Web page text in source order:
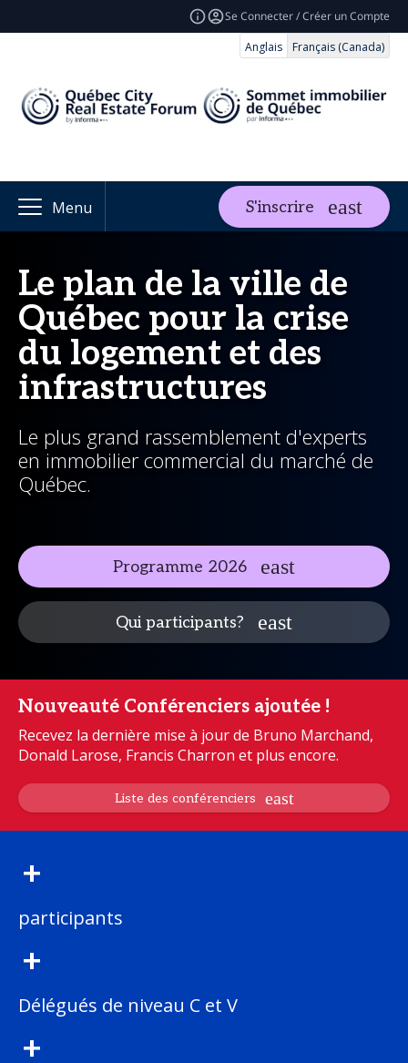
Se Connecter / Créer un Compte
Anglais
Français (Canada)
Menu S'inscrire
Le plan de la ville de
Québec pour la crise
du logement et des
infrastructures
Le plus grand rassemblement d'experts
en immobilier commercial du marché de
Québec.
Programme 2026
Qui participants?
Nouveauté Conférenciers ajoutée !
Recevez la dernière mise à jour de Bruno Marchand,
Donald Larose, Francis Charron et plus encore.
Liste des conférenciers
+
participants
+
Délégués de niveau C et V
+